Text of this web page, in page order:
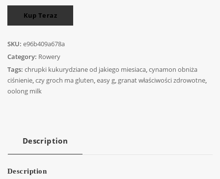
Kup Teraz
SKU: e96b409a678a
Category: Rowery
Tags: chrupki kukurydziane od jakiego miesiaca,cynamon obniża
ciśnienie,czy groch ma gluten,easy g, granat właściwości zdrowotne,
oolong milk
Description
Description